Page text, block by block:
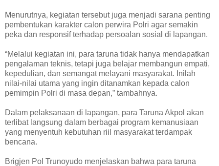
Menurutnya, kegiatan tersebut juga menjadi sarana penting
pembentukan karakter calon perwira Polri agar semakin
peka dan responsif terhadap persoalan sosial di lapangan.
“Melalui kegiatan ini, para taruna tidak hanya mendapatkan
pengalaman teknis, tetapi juga belajar membangun empati,
kepedulian, dan semangat melayani masyarakat. Inilah
nilai-nilai utama yang ingin ditanamkan kepada calon
pemimpin Polri di masa depan,” tambahnya.
Dalam pelaksanaan di lapangan, para Taruna Akpol akan
terlibat langsung dalam berbagai program kemanusiaan
yang menyentuh kebutuhan riil masyarakat terdampak
bencana.
Brigjen Pol Trunoyudo menjelaskan bahwa para taruna